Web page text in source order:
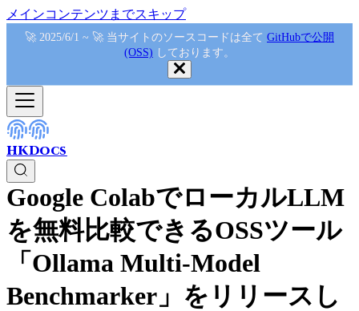
メインコンテンツまでスキップ
🚀 2025/6/1 ~ 🚀 当サイトのソースコードは全て GitHubで公開
(OSS) しております。
HKDocs
Google ColabでローカルLLM
を無料比較できるOSSツール
「Ollama Multi-Model
Benchmarker」をリリースし